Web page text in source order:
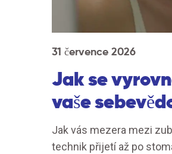
31 července 2026
Jak se
vaše
Jak vás mezera mezi
technik přijetí až po